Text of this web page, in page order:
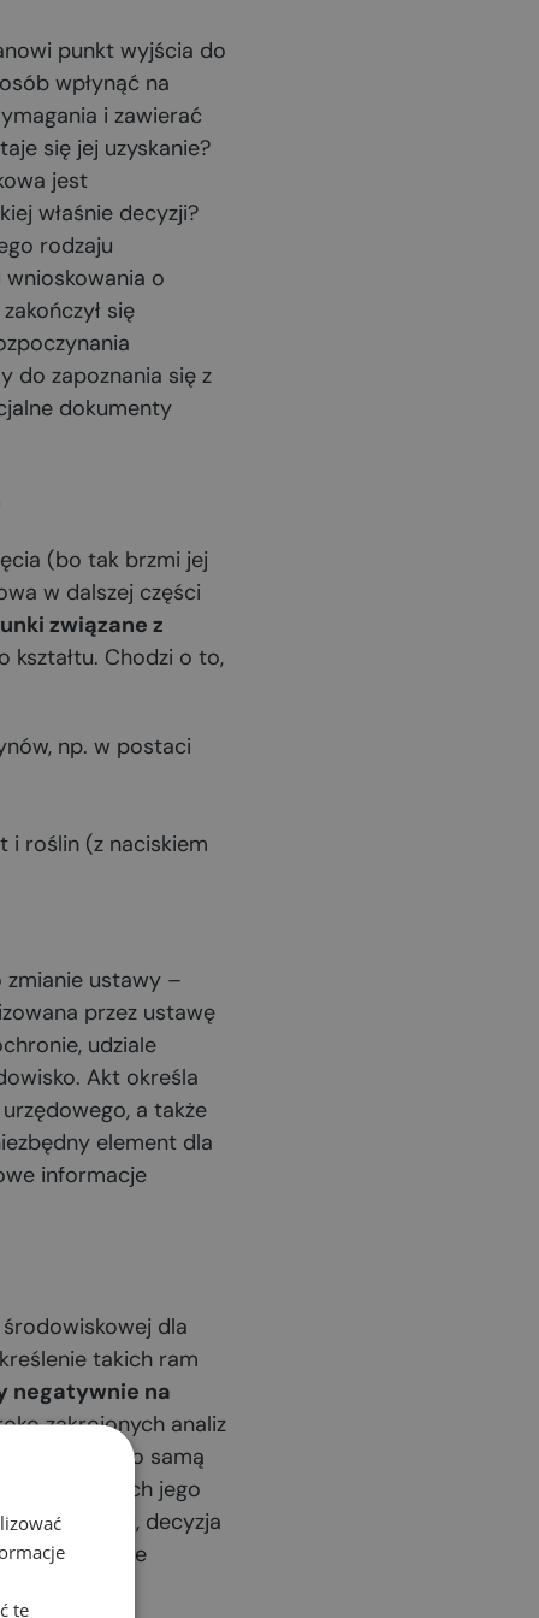
punkt wyjścia do
wpłynąć na
i zawierać
się jej uzyskanie?
jest
właśnie decyzji?
rodzaju
o
się
do zapoznania się z
dokumenty
(bo tak brzmi jej
w dalszej części
związane z
kształtu. Chodzi o to,
np. w postaci
i roślin (z naciskiem
zmianie ustawy –
przez ustawę
udziale
Akt określa
a także
element dla
informacje
dla
takich ram
negatywnie na
zakrojonych analiz
chodzi tutaj o samą
służących jego
względu, decyzja
na dokonanie
te